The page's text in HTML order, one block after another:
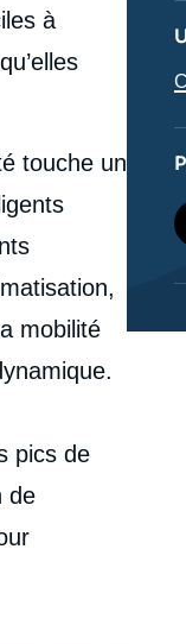
à
touche un
mobilité
pics de
de
de LASSUS, « La
des systèmes
», Études, Ifri, 2 mai